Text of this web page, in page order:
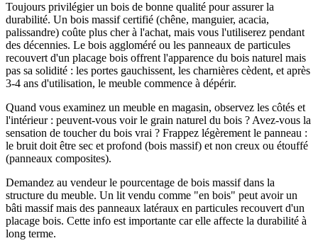
Toujours privilégier un bois de bonne qualité pour assurer la
durabilité. Un bois massif certifié (chêne, manguier, acacia,
palissandre) coûte plus cher à l'achat, mais vous l'utiliserez pendant
des décennies. Le bois aggloméré ou les panneaux de particules
recouvert d'un placage bois offrent l'apparence du bois naturel mais
pas sa solidité : les portes gauchissent, les charnières cèdent, et après
3-4 ans d'utilisation, le meuble commence à dépérir.
Quand vous examinez un meuble en magasin, observez les côtés et
l'intérieur : peuvent-vous voir le grain naturel du bois ? Avez-vous la
sensation de toucher du bois vrai ? Frappez légèrement le panneau :
le bruit doit être sec et profond (bois massif) et non creux ou étouffé
(panneaux composites).
Demandez au vendeur le pourcentage de bois massif dans la
structure du meuble. Un lit vendu comme "en bois" peut avoir un
bâti massif mais des panneaux latéraux en particules recouvert d'un
placage bois. Cette info est importante car elle affecte la durabilité à
long terme.